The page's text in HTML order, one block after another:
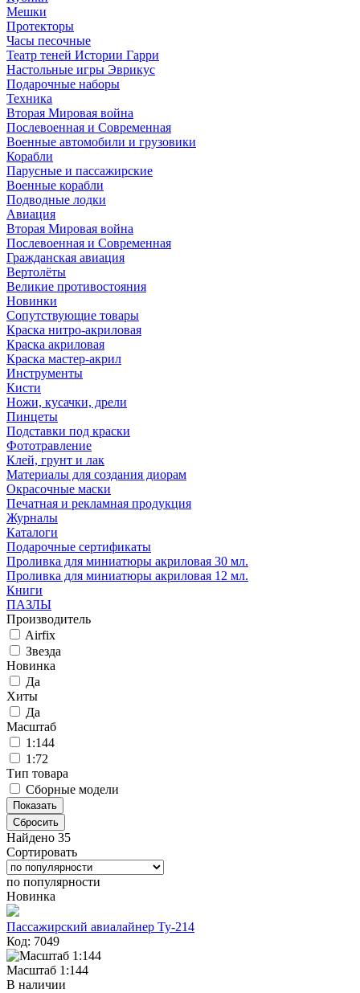
Мешки
Протекторы
Часы песочные
Театр теней Истории Гарри
Настольные игры Эврикус
Подарочные наборы
Техника
Вторая Мировая война
Послевоенная и Современная
Военные автомобили и грузовики
Корабли
Парусные и пассажирские
Военные корабли
Подводные лодки
Авиация
Вторая Мировая война
Послевоенная и Современная
Гражданская авиация
Вертолёты
Великие противостояния
Новинки
Сопутствующие товары
Краска нитро-акриловая
Краска акриловая
Краска мастер-акрил
Инструменты
Кисти
Ножи, кусачки, дрели
Пинцеты
Подставки под краски
Фототравление
Клей, грунт и лак
Материалы для создания диорам
Окрасочные маски
Печатная и рекламная продукция
Журналы
Каталоги
Подарочные сертификаты
Проливка для миниатюры акриловая 30 мл.
Проливка для миниатюры акриловая 12 мл.
Книги
ПАЗЛЫ
Производитель
Airfix
Звезда
Новинка
Да
Хиты
Да
Масштаб
1:144
1:72
Тип товара
Сборные модели
Сбросить
Найдено 35
Сортировать
по популярности
Новинка
Пассажирский авиалайнер Ту-214
Код: 7049
Масштаб 1:144
В наличии